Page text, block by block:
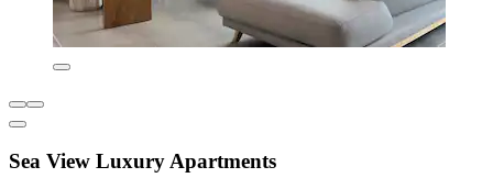
Sea View Luxury Apartments